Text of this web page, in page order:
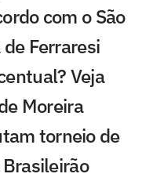
com o São
Ferraresi
Veja
Moreira
torneio de